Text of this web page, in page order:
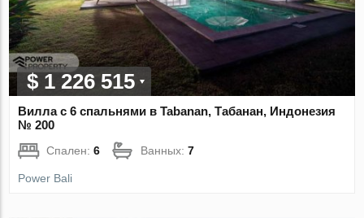
$ 1 226 515
Вилла с 6 спальнями в Tabanan, Табанан, Индонезия
№ 200
Спален:6 Ванных:7
Power Bali